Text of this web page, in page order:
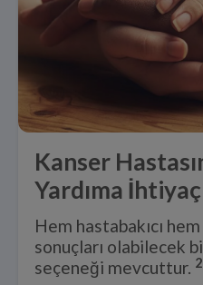
Kanser
Yardıma
Hem hastabakıcı
sonuçları olabilecek
seçeneği mevcuttur. 2